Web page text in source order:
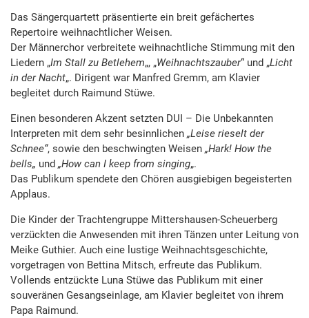
Das Sängerquartett präsentierte ein breit gefächertes
Repertoire weihnachtlicher Weisen.
Der Männerchor verbreitete weihnachtliche Stimmung mit den
Liedern „Im Stall zu Betlehem„, „Weihnachtszauber“ und „Licht
in der Nacht„. Dirigent war Manfred Gremm, am Klavier
begleitet durch Raimund Stüwe.
Einen besonderen Akzent setzten DUI – Die Unbekannten
Interpreten mit dem sehr besinnlichen „Leise rieselt der
Schnee“, sowie den beschwingten Weisen „Hark! How the
bells„ und „How can I keep from singing„.
Das Publikum spendete den Chören ausgiebigen begeisterten
Applaus.
Die Kinder der Trachtengruppe Mittershausen-Scheuerberg
verzückten die Anwesenden mit ihren Tänzen unter Leitung von
Meike Guthier. Auch eine lustige Weihnachtsgeschichte,
vorgetragen von Bettina Mitsch, erfreute das Publikum.
Vollends entzückte Luna Stüwe das Publikum mit einer
souveränen Gesangseinlage, am Klavier begleitet von ihrem
Papa Raimund.